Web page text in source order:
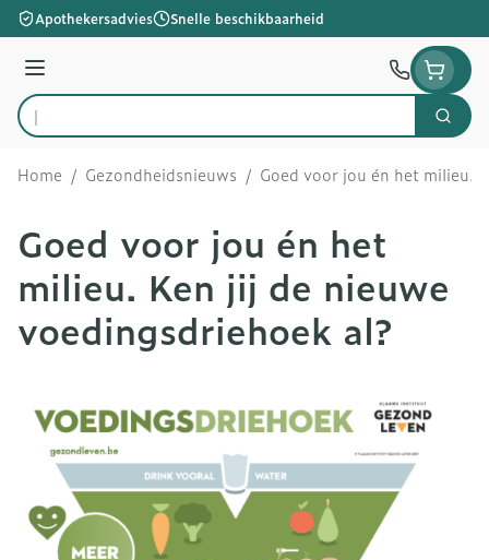
Ga naar de inhoud
Apothekersadvies Snelle beschikbaarheid
Menu
Product, merk, categorie...
Zoek
Home / Gezondheidsnieuws / Goed voor jou én het milieu.
Goed voor jou én het
milieu. Ken jij de nieuwe
voedingsdriehoek al?